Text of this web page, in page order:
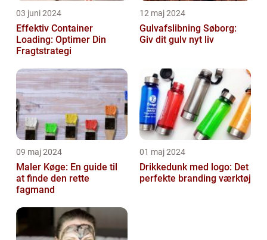
03 juni 2024
Effektiv Container
Loading: Optimer Din
Fragtstrategi
12 maj 2024
Gulvafslibning Søborg:
Giv dit gulv nyt liv
09 maj 2024
Maler Køge: En guide til
at finde den rette
fagmand
01 maj 2024
Drikkedunk med logo: Det
perfekte branding værktøj